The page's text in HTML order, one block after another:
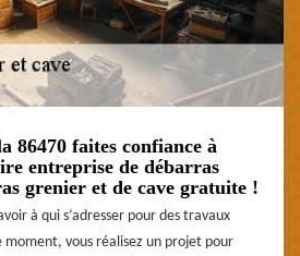
86470 faites confiance à
entreprise de débarras
grenier et de cave gratuite !
à qui s’adresser pour des travaux
moment, vous réalisez un projet pour